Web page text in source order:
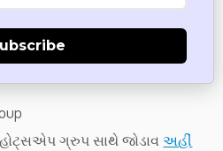
ગ્રુપ સાથે જોડાવઅહીં